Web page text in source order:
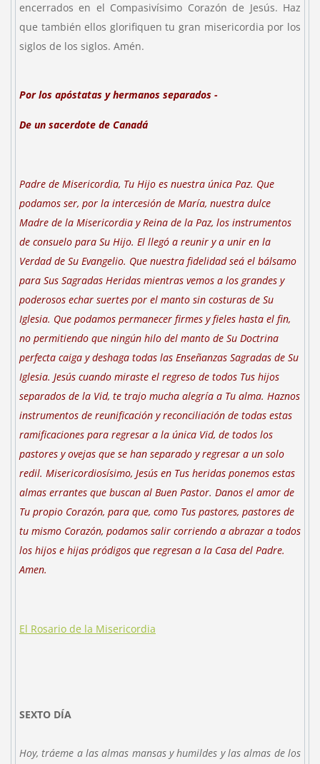
encerrados en el Compasivísimo Corazón de Jesús. Haz
que también ellos glorifiquen tu gran misericordia por los
siglos de los siglos. Amén.
Por los apóstatas y hermanos separados -
De un sacerdote de Canadá
Padre de Misericordia, Tu Hijo es nuestra única Paz. Que
podamos ser, por la intercesión de María, nuestra dulce
Madre de la Misericordia y Reina de la Paz, los instrumentos
de consuelo para Su Hijo. El llegó a reunir y a unir en la
Verdad de Su Evangelio. Que nuestra fidelidad seá el bálsamo
para Sus Sagradas Heridas mientras vemos a los grandes y
poderosos echar suertes por el manto sin costuras de Su
Iglesia. Que podamos permanecer firmes y fieles hasta el fin,
no permitiendo que ningún hilo del manto de Su Doctrina
perfecta caiga y deshaga todas las Enseñanzas Sagradas de Su
Iglesia. Jesús cuando miraste el regreso de todos Tus hijos
separados de la Vid, te trajo mucha alegría a Tu alma. Haznos
instrumentos de reunificación y reconciliación de todas estas
ramificaciones para regresar a la única Vid, de todos los
pastores y ovejas que se han separado y regresar a un solo
redil. Misericordiosísimo, Jesús en Tus heridas ponemos estas
almas errantes que buscan al Buen Pastor. Danos el amor de
Tu propio Corazón, para que, como Tus pastores, pastores de
tu mismo Corazón, podamos salir corriendo a abrazar a todos
los hijos e hijas pródigos que regresan a la Casa del Padre.
Amen.
El Rosario de la Misericordia
SEXTO DÍA
Hoy, tráeme a las almas mansas y humildes y las almas de los